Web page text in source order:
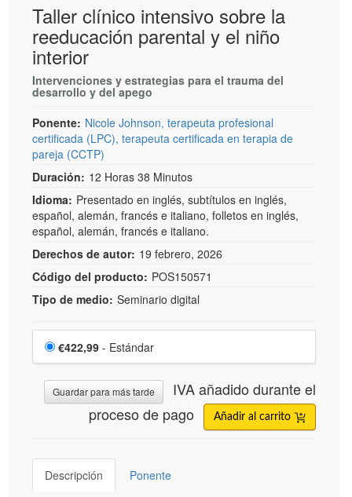
Taller clínico intensivo sobre la
reeducación parental y el niño
interior
Intervenciones y estrategias para el trauma del
desarrollo y del apego
Ponente: Nicole Johnson, terapeuta profesional
certificada (LPC), terapeuta certificada en terapia de
pareja (CCTP)
Duración: 12 Horas 38 Minutos
Idioma: Presentado en inglés, subtítulos en inglés,
español, alemán, francés e italiano, folletos en inglés,
español, alemán, francés e italiano.
Derechos de autor: 19 febrero, 2026
Código del producto: POS150571
Tipo de medio: Seminario digital
Elige un artículo por precio
Precio
€422,99 - Estándar
Guardar para más tarde
IVA añadido durante el
proceso de pago
Añadir al carrito
Descripción Ponente